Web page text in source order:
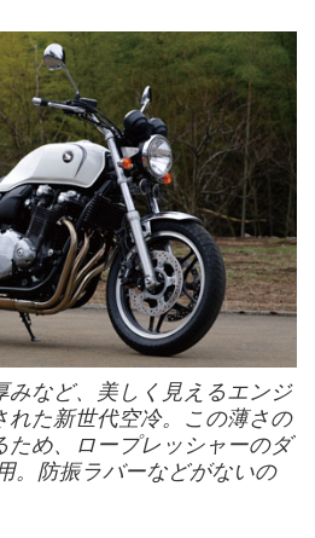
みなど、美しく見えるエンジ
れた新世代空冷。この薄さの
ため、ロープレッシャーのダ
。防振ラバーなどがないの